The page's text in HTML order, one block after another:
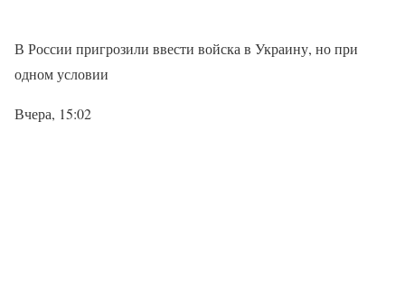
В России пригрозили ввести войска в Украину, но при
одном условии
Вчера, 15:02